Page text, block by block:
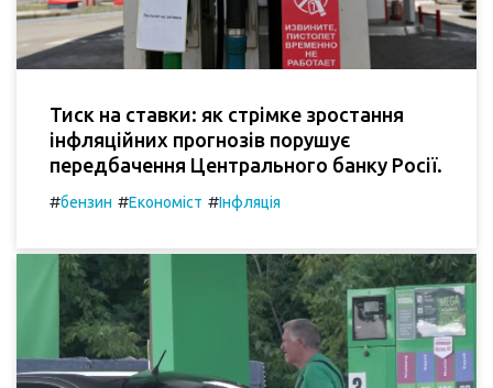
Тиск на ставки: як стрімке зростання
інфляційних прогнозів порушує
передбачення Центрального банку Росії.
#бензин #Економіст #Інфляція